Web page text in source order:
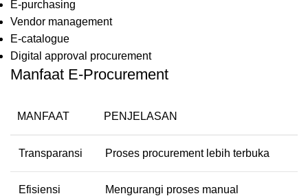
E-purchasing
Vendor management
E-catalogue
Digital approval procurement
Manfaat E-Procurement
MANFAAT PENJELASAN
Transparansi Proses procurement lebih terbuka
Efisiensi Mengurangi proses manual